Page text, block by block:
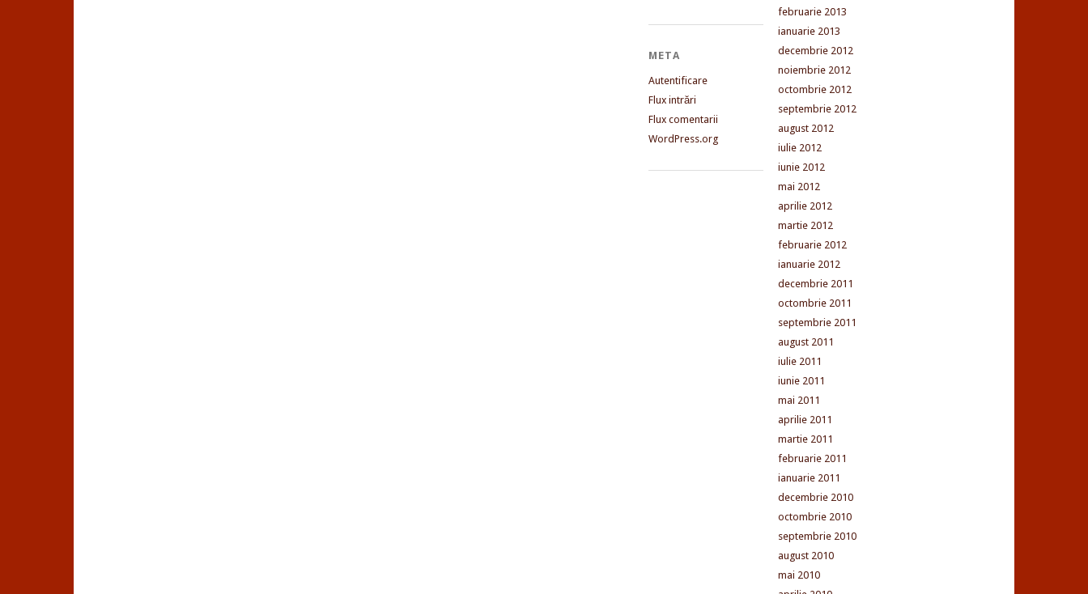
META
Autentificare
Flux intrări
Flux comentarii
WordPress.org
februarie 2013
ianuarie 2013
decembrie 2012
noiembrie 2012
octombrie 2012
septembrie 2012
august 2012
iulie 2012
iunie 2012
mai 2012
aprilie 2012
martie 2012
februarie 2012
ianuarie 2012
decembrie 2011
octombrie 2011
septembrie 2011
august 2011
iulie 2011
iunie 2011
mai 2011
aprilie 2011
martie 2011
februarie 2011
ianuarie 2011
decembrie 2010
octombrie 2010
septembrie 2010
august 2010
mai 2010